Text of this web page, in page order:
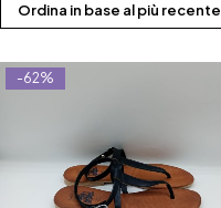
Ordina in base al più recente
-62%